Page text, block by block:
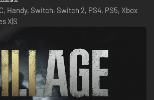
Handy, Switch, Switch 2, PS4, PS5, Xbox
X|S